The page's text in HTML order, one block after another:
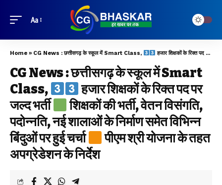
Aa
Home » CG News : छत्तीसगढ़ के स्कूल में Smart Class, हजार शिक्षकों के रिक्त पद पर जल्द भर्ती
CG News : छत्तीसगढ़ के स्कूल में Smart
Class,
हजार शिक्षकों के रिक्त पद पर
जल्द भर्ती
शिक्षकों की भर्ती, वेतन विसंगति,
पदोन्नति, नई शालाओं के निर्माण समेत विभिन्न
बिंदुओं पर हुई चर्चा
पीएम श्री योजना के तहत
अपग्रेडेशन के निर्देश